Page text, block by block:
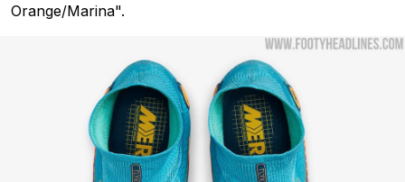
Orange/Marina".